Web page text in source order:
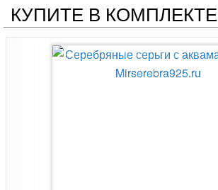
КУПИТЕ В КОМПЛЕКТЕ